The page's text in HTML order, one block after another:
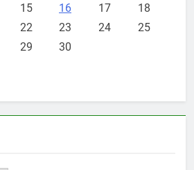
15 16 17
18
22 23 24
25
29 30